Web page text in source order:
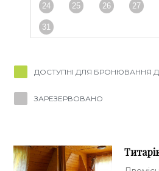
24 25 26 27
31
ДОСТУПНІ ДЛЯ БРОНЮВАННЯ
ЗАРЕЗЕРВОВАНО